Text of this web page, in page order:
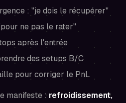
: "je dois le récupérer"
ne pas le rater"
après l'entrée
des setups B/C
pour corriger le PnL
manifeste :refroidissement,